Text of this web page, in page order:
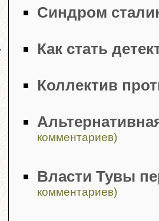
Синдром
Как стать
Коллектив
комментариев)
Власти Тувы
комментариев)